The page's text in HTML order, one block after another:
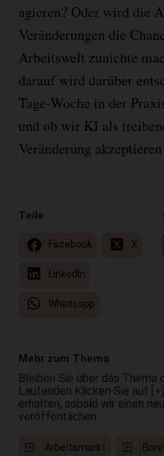
agieren? Oder wird die
Veränderungen die
Arbeitswelt zunichte
darauf wird darüber
Tage-Woche in der
und ob wir KI als
Veränderung
Teile
Facebook X
LinkedIn
Whatsapp
Mehr zum Thema
Bleiben Sie über das
Laufenden Klicken Sie auf
erhalten, sobald wir einen
veröffentlichen
Arbeitsmarkt